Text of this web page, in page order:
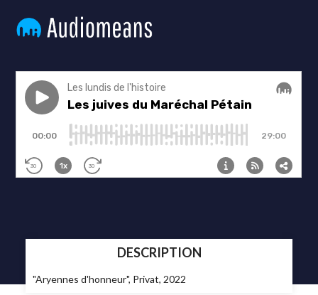
DESCRIPTION
"Aryennes d'honneur", Privat, 2022